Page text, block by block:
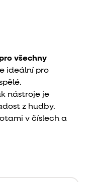
všechny
ideální pro
nástroje je
z hudby.
v číslech a